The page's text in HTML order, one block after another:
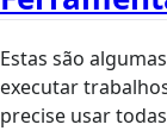
Estas são
executar
precise usar